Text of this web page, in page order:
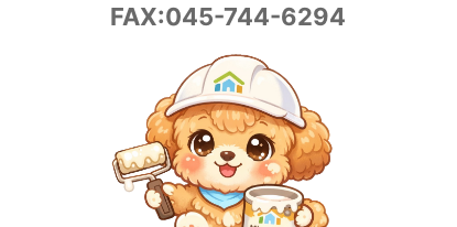
FAX:045-744-6294